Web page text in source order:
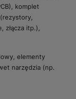
komplet
złącza itp.),
elementy
narzędzia (np.